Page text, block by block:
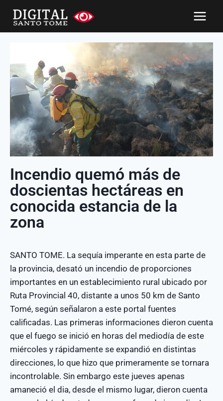
Incendio quemó más de
doscientas hectáreas en
conocida estancia de la
zona
SANTO TOME. La sequía imperante en esta parte de
la provincia, desató un incendio de proporciones
importantes en un establecimiento rural ubicado por
Ruta Provincial 40, distante a unos 50 km de Santo
Tomé, según señalaron a este portal fuentes
calificadas. Las primeras informaciones dieron cuenta
que el fuego se inició en horas del mediodía de este
miércoles y rápidamente se expandió en distintas
direcciones, lo que hizo que primeramente se tornara
incontrolable. Sin embargo este jueves apenas
amaneció el dia, desde el mismo lugar, dieron cuenta